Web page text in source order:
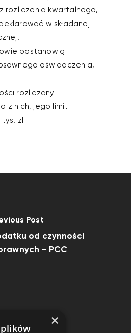
rozliczenia kwartalnego,
w składanej
postanowią
oświadczenia,
rozliczany
z nich, jego limit
zł
Post
od czynności
– PCC
×